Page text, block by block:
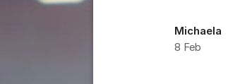
Michaela
8 Feb